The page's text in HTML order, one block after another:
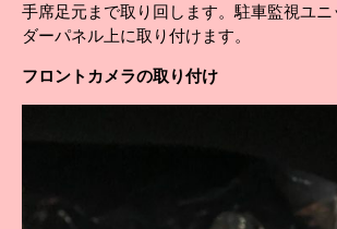
手席足元まで取り回します。駐車監視ユ
ダーパネル上に取り付けます。
フロント カメラの取り付け